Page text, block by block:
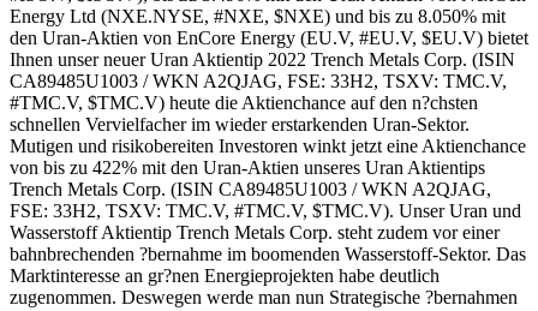
Energy Ltd (NXE.NYSE, #NXE, $NXE) und bis zu 8.050% mit
den Uran-Aktien von EnCore Energy (EU.V, #EU.V, $EU.V) bietet
Ihnen unser neuer Uran Aktientip 2022 Trench Metals Corp. (ISIN
CA89485U1003 / WKN A2QJAG, FSE: 33H2, TSXV: TMC.V,
#TMC.V, $TMC.V) heute die Aktienchance auf den n?chsten
schnellen Vervielfacher im wieder erstarkenden Uran-Sektor.
Mutigen und risikobereiten Investoren winkt jetzt eine Aktienchance
von bis zu 422% mit den Uran-Aktien unseres Uran Aktientips
Trench Metals Corp. (ISIN CA89485U1003 / WKN A2QJAG,
FSE: 33H2, TSXV: TMC.V, #TMC.V, $TMC.V). Unser Uran und
Wasserstoff Aktientip Trench Metals Corp. steht zudem vor einer
bahnbrechenden ?bernahme im boomenden Wasserstoff-Sektor. Das
Marktinteresse an gr?nen Energieprojekten habe deutlich
zugenommen. Deswegen werde man nun Strategische ?bernahmen